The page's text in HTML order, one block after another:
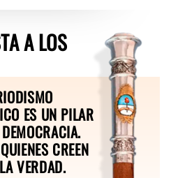
A LOS
ES UN PILAR
CREEN
VERDAD.